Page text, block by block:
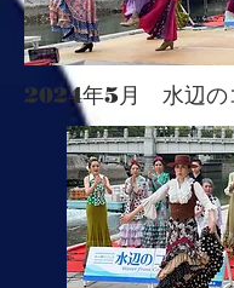
​2024年5月 水辺の